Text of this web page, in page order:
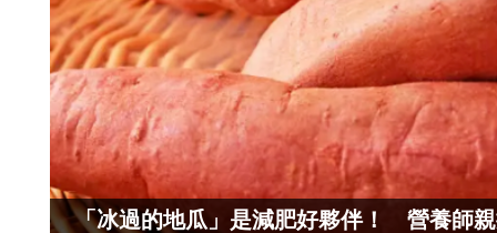
「冰過的地瓜」是減肥好夥伴！ 營養師